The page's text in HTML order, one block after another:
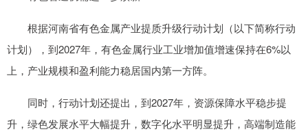
根据河南省有色金属产业提质升级行动计划（以下简称行动
计划），到2027年，有色金属行业工业增加值增速保持在6%以
上，产业规模和盈利能力稳居国内第一方阵。
同时，行动计划还提出，到2027年，资源保障水平稳步提
升，绿色发展水平大幅提升，数字化水平明显提升，高端制造能